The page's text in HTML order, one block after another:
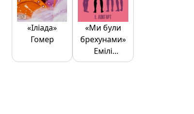
«Іліада»
Гомер
«Ми були
брехунами»
Емілі
Локгарт